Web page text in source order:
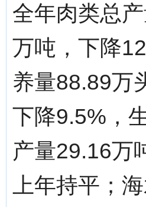
全年肉类总
万吨，下降
养量88.89万
下降9.5%，
产量29.16万
上年持平；